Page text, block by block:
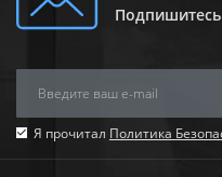
Я прочитал Политика